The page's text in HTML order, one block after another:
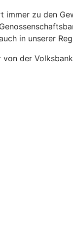
immer zu den
in unserer
der